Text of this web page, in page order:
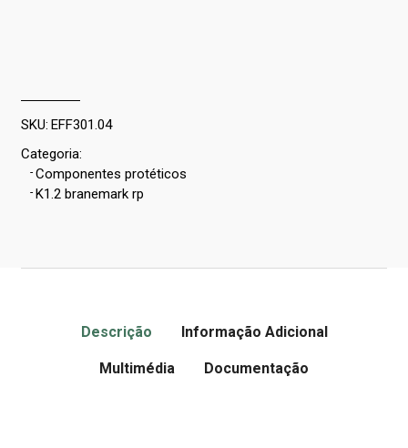
SKU: EFF301.04
Categoria:
-Componentes protéticos
-K1.2 branemark rp
Descrição Informação Adicional
Multimédia Documentação